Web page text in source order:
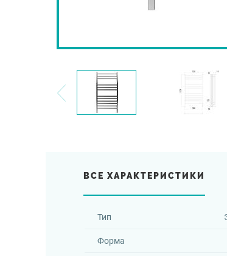
ВСЕ ХАРАКТЕРИСТИКИ
Тип
Форма